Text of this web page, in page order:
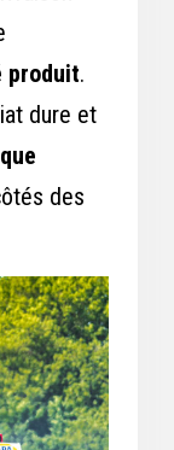
produit.
dure et
des